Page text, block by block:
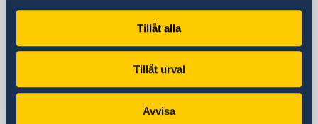
Tillåt alla
Tillåt urval
Avvisa
Gulshan 2
Postadress
Embassy of Sweden
Gulshan 2